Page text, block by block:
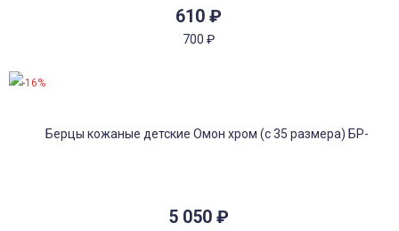
610 ₽
700 ₽
5 050 ₽
-16%